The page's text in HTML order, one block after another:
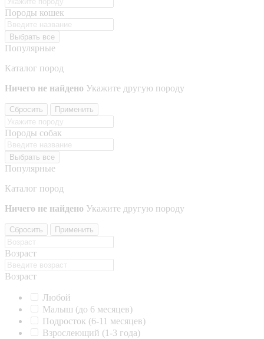
Породы кошек
Выбрать все
Популярные
Каталог пород
Ничего не найдено Укажите другую породу
Сбросить Применить
Породы собак
Выбрать все
Популярные
Каталог пород
Ничего не найдено Укажите другую породу
Сбросить Применить
Возраст
Возраст
Любой
Малыш (до 6 месяцев)
Подросток (6-11 месяцев)
Взрослеющий (1-3 года)